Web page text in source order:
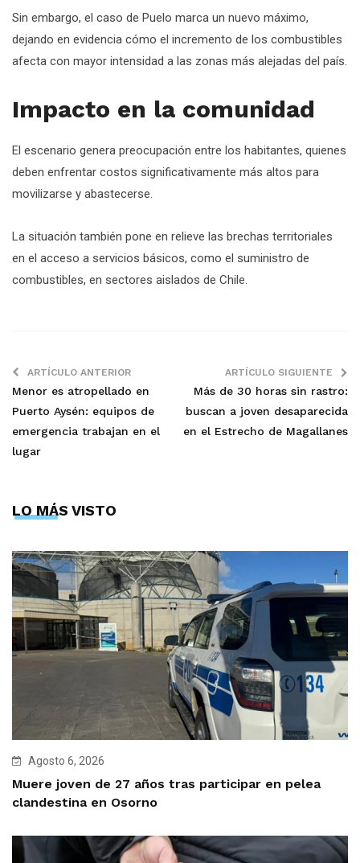
Sin embargo, el caso de Puelo marca un nuevo máximo,
dejando en evidencia cómo el incremento de los combustibles
afecta con mayor intensidad a las zonas más alejadas del país.
Impacto en la comunidad
El escenario genera preocupación entre los habitantes, quienes
deben enfrentar costos significativamente más altos para
movilizarse y abastecerse.
La situación también pone en relieve las brechas territoriales
en el acceso a servicios básicos, como el suministro de
combustibles, en sectores aislados de Chile.
ARTÍCULO ANTERIOR
Menor es atropellado en
Puerto Aysén: equipos de
emergencia trabajan en el
lugar
ARTÍCULO SIGUIENTE
Más de 30 horas sin rastro:
buscan a joven desaparecida
en el Estrecho de Magallanes
LO MÁS VISTO
Agosto 6, 2026
Muere joven de 27 años tras participar en pelea
clandestina en Osorno